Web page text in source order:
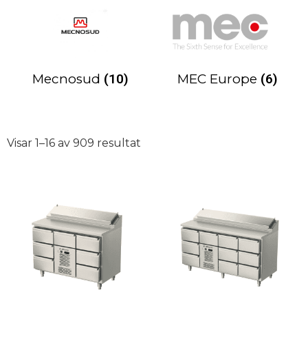
Mecnosud (10) MEC Europe (6)
Visar 1–16 av 909 resultat